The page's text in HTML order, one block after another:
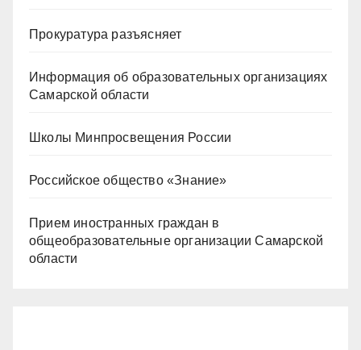
Прокуратура разъясняет
Информация об образовательных организациях
Самарской области
Школы Минпросвещения России
Российское общество «Знание»
Прием иностранных граждан в
общеобразовательные организации Самарской
области